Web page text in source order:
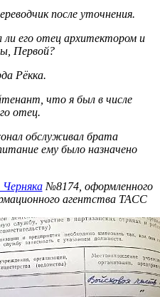
после уточнения.
ли его отец архитектором и
Первой?
Рёкка.
что я был в числе
отец.
обслуживал брата
ему было назначено
№8174, оформленного
агентства ТАСС